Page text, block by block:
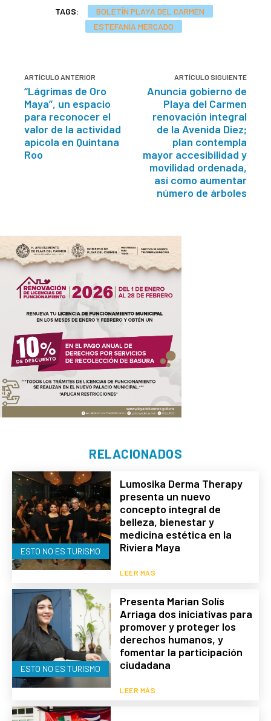
RELACIONADOS
ESTO NO ES TURISMO
Lumosika Derma Therapy
presenta un nuevo
concepto integral de
belleza, bienestar y
medicina estética en la
Riviera Maya
LEER MÁS
ESTO NO ES TURISMO
Presenta Marian Solís
Arriaga dos iniciativas para
promover y proteger los
derechos humanos, y
fomentar la participación
ciudadana
LEER MÁS
TAGS:
BOLETÍN PLAYA DEL CARMEN
ESTEFANÍA MERCADO
ARTÍCULO ANTERIOR
“Lágrimas de Oro
Maya”, un espacio
para reconocer el
valor de la actividad
apícola en Quintana
Roo
ARTÍCULO SIGUIENTE
Anuncia gobierno de
Playa del Carmen
renovación integral
de la Avenida Diez;
plan contempla
mayor accesibilidad y
movilidad ordenada,
así como aumentar
número de árboles